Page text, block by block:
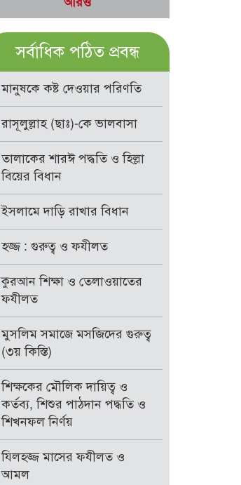
সর্বাধিক পঠিত প্রবন্ধ
মানুষকে কষ্ট দেওয়ার পরিণতি
রাসূলুল্লাহ (ছাঃ)-কে ভালবাসা
তালাকের শারঈ পদ্ধতি ও হিল্লা
বিয়ের বিধান
ইসলামে দাড়ি রাখার বিধান
হজ্জ : গুরুত্ব ও ফযীলত
কুরআন শিক্ষা ও তেলাওয়াতের
ফযীলত
মুসলিম সমাজে মসজিদের গুরুত্ব
(৩য় কিস্তি)
শিক্ষকের মৌলিক দায়িত্ব ও
কর্তব্য, শিশুর পাঠদান পদ্ধতি ও
শিখনফল নির্ণয়
যিলহজ্জ মাসের ফযীলত ও
আমল